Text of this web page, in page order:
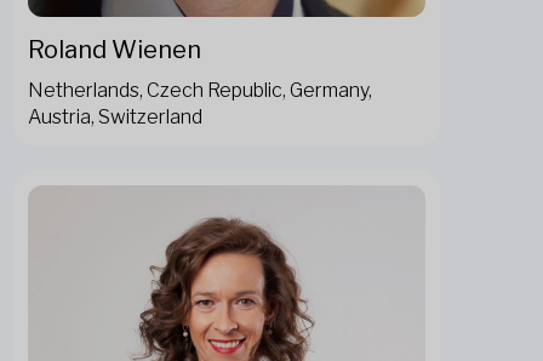
Roland Wienen
Netherlands, Czech Republic, Germany,
Austria, Switzerland